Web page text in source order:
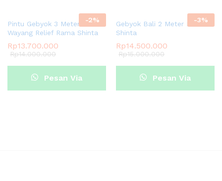
-2%
Pintu Gebyok 3 Meter Ukir
Wayang Relief Rama Shinta
Rp13.700.000
Rp14.000.000
Pesan Via
-3%
Gebyok Bali 2 Meter Rama
Shinta
Rp14.500.000
Rp15.000.000
Pesan Via